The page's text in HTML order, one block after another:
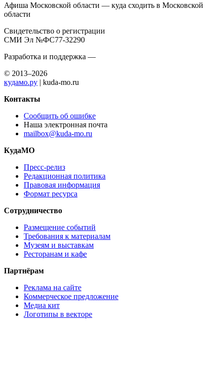
Афиша Московской области — куда сходить в Московской
области
Свидетельство о регистрации
СМИ Эл №ФС77-32290
Разработка и поддержка —
© 2013–2026
кудамо.ру | kuda-mo.ru
Контакты
Сообщить об ошибке
Наша электронная почта
mailbox@kuda-mo.ru
КудаМО
Пресс-релиз
Редакционная политика
Правовая информация
Формат ресурса
Сотрудничество
Размещение событий
Требования к материалам
Музеям и выставкам
Ресторанам и кафе
Партнёрам
Реклама на сайте
Коммерческое предложение
Медиа кит
Логотипы в векторе